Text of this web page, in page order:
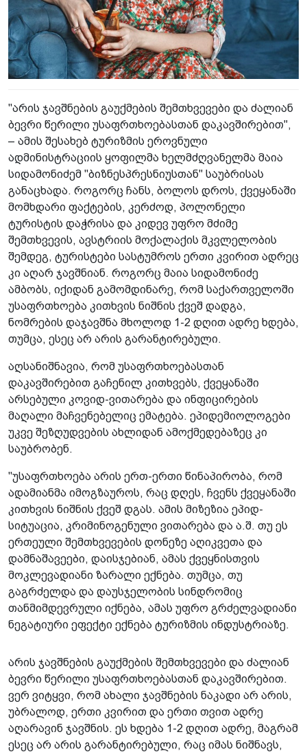
"არის ჯავშნების გაუქმების შემთხვევები და ძალიან
ბევრი წერილი უსაფრთხოებასთან დაკავშირებით",
– ამის შესახებ ტურიზმის ეროვნული
ადმინისტრაციის ყოფილმა ხელმძღვანელმა მაია
სიდამონიძემ "ბიზნესპრესნიუსთან" საუბრისას
განაცხადა. როგორც ჩანს, ბოლოს დროს, ქვეყანაში
მომხდარი ფაქტების, კერძოდ, პოლონელი
ტურისტის დაჭრისა და კიდევ უფრო მძიმე
შემთხვევის, ავსტრიის მოქალაქის მკვლელობის
შემდეგ, ტურისტები სასტუმროს ერთი კვირით ადრეც
კი აღარ ჯავშნიან. როგორც მაია სიდამონიძე
ამბობს, იქიდან გამომდინარე, რომ საქართველოში
უსაფრთხოება კითხვის ნიშნის ქვეშ დადგა,
ნომრების დაჯავშნა მხოლოდ 1-2 დღით ადრე ხდება,
თუმცა, ესეც არ არის გარანტირებული.
აღსანიშნავია, რომ უსაფრთხოებასთან
დაკავშირებით გაჩენილ კითხვებს, ქვეყანაში
არსებული კოვიდ-ვითარება და ინფიცირების
მაღალი მაჩვენებელიც ემატება. ეპიდემიოლოგები
უკვე შეზღუდვების ახლიდან ამოქმედებაზეც კი
საუბრობენ.
"უსაფრთხოება არის ერთ-ერთი წინაპირობა, რომ
ადამიანმა იმოგზაუროს, რაც დღეს, ჩვენს ქვეყანაში
კითხვის ნიშნის ქვეშ დგას. ამის მიზეზია ეპიდ-
სიტუაცია, კრიმინოგენული ვითარება და ა.შ. თუ ეს
ერთეული შემთხვევების დონეზე აღიკვეთა და
დამნაშავეები, დაისჯებიან, ამას ქვეყნისთვის
მოკლევადიანი ზარალი ექნება. თუმცა, თუ
გაგრძელდა და დაუსჯელობის სინდრომიც
თანმიმდევრული იქნება, ამას უფრო გრძელვადიანი
ნეგატიური ეფექტი ექნება ტურიზმის ინდუსტრიაზე.
არის ჯავშნების გაუქმების შემთხვევები და ძალიან
ბევრი წერილი უსაფრთხოებასთან დაკავშირებით.
ვერ ვიტყვი, რომ ახალი ჯავშნების ნაკადი არ არის,
უბრალოდ, ერთი კვირით და ერთი თვით ადრე
აღარავინ ჯავშნის. ეს ხდება 1-2 დღით ადრე, მაგრამ
ესეც არ არის გარანტირებული, რაც იმას ნიშნავს,